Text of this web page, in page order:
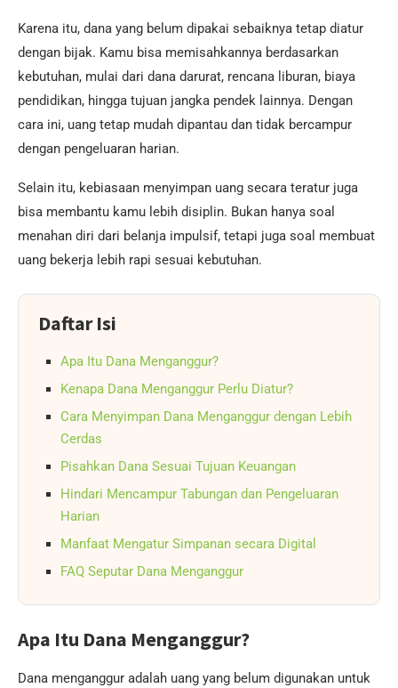
Karena itu, dana yang belum dipakai sebaiknya tetap diatur
dengan bijak. Kamu bisa memisahkannya berdasarkan
kebutuhan, mulai dari dana darurat, rencana liburan, biaya
pendidikan, hingga tujuan jangka pendek lainnya. Dengan
cara ini, uang tetap mudah dipantau dan tidak bercampur
dengan pengeluaran harian.
Selain itu, kebiasaan menyimpan uang secara teratur juga
bisa membantu kamu lebih disiplin. Bukan hanya soal
menahan diri dari belanja impulsif, tetapi juga soal membuat
uang bekerja lebih rapi sesuai kebutuhan.
Daftar Isi
Apa Itu Dana Menganggur?
Kenapa Dana Menganggur Perlu Diatur?
Cara Menyimpan Dana Menganggur dengan Lebih
Cerdas
Pisahkan Dana Sesuai Tujuan Keuangan
Hindari Mencampur Tabungan dan Pengeluaran
Harian
Manfaat Mengatur Simpanan secara Digital
FAQ Seputar Dana Menganggur
Apa Itu Dana Menganggur?
Dana menganggur adalah uang yang belum digunakan untuk